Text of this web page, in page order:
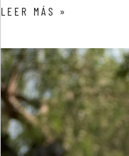
LEER MÁS »